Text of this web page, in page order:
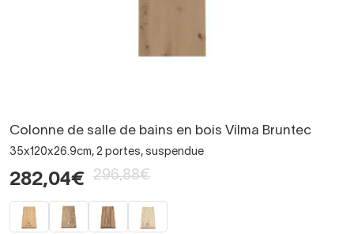
Colonne de salle de bains en bois Vilma Bruntec
35x120x26.9cm, 2 portes, suspendue
282,04€ 296,88€